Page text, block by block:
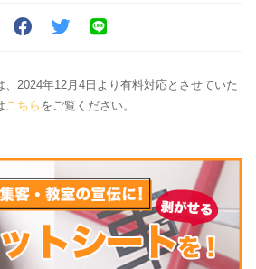
2024年12月4日より有料対応とさせていた
こちら をご覧ください。